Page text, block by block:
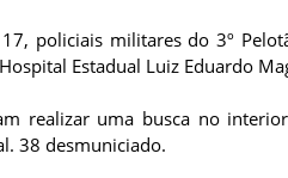
policiais militares do 3º
Estadual Luiz Eduardo
realizar uma busca no
38 desmuniciado.